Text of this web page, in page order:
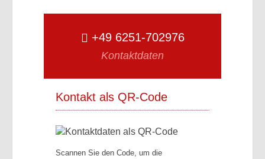
+49 6251-702976
Kontaktdaten
Kontakt als QR-Code
Scannen Sie den Code, um die